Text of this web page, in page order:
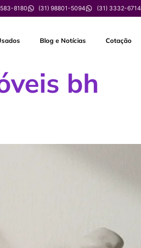
8180 (31) 98801-5094 (31) 3332-6714
Blog e Notícias Cotação
bh